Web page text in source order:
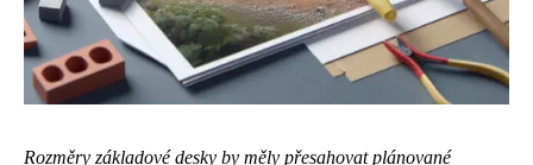
Rozměry základové desky by měly přesahovat plánované